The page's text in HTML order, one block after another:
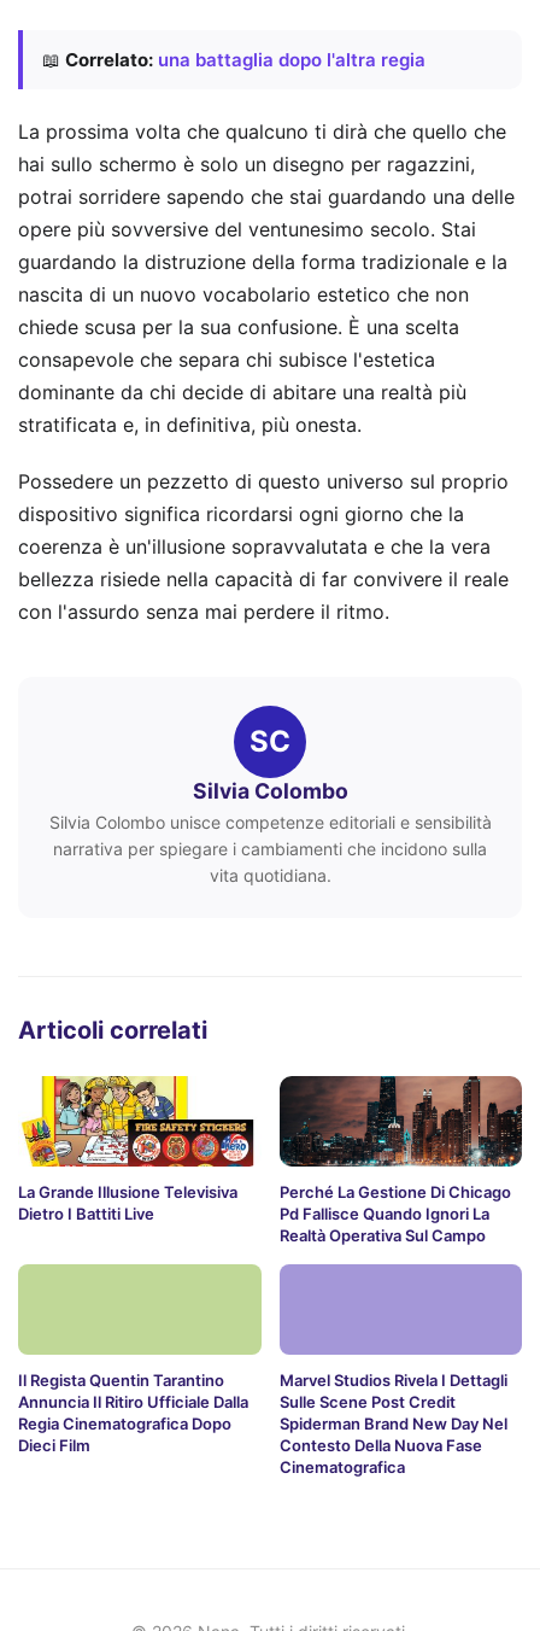
📖 Correlato: una battaglia dopo l'altra regia
La prossima volta che qualcuno ti dirà che quello che
hai sullo schermo è solo un disegno per ragazzini,
potrai sorridere sapendo che stai guardando una delle
opere più sovversive del ventunesimo secolo. Stai
guardando la distruzione della forma tradizionale e la
nascita di un nuovo vocabolario estetico che non
chiede scusa per la sua confusione. È una scelta
consapevole che separa chi subisce l'estetica
dominante da chi decide di abitare una realtà più
stratificata e, in definitiva, più onesta.
Possedere un pezzetto di questo universo sul proprio
dispositivo significa ricordarsi ogni giorno che la
coerenza è un'illusione sopravvalutata e che la vera
bellezza risiede nella capacità di far convivere il reale
con l'assurdo senza mai perdere il ritmo.
SC
Silvia Colombo
Silvia Colombo unisce competenze editoriali e sensibilità
narrativa per spiegare i cambiamenti che incidono sulla
vita quotidiana.
Articoli correlati
La Grande Illusione Televisiva
Dietro I Battiti Live
Perché La Gestione Di Chicago
Pd Fallisce Quando Ignori La
Realtà Operativa Sul Campo
Il Regista Quentin Tarantino
Annuncia Il Ritiro Ufficiale Dalla
Regia Cinematografica Dopo
Dieci Film
Marvel Studios Rivela I Dettagli
Sulle Scene Post Credit
Spiderman Brand New Day Nel
Contesto Della Nuova Fase
Cinematografica